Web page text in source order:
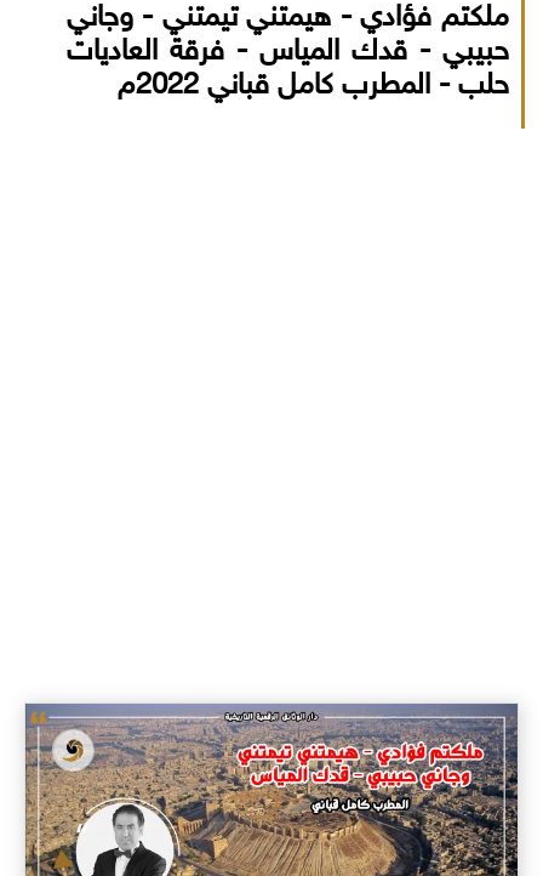
ملكتم فؤادي - هيمتني تيمتني - وجاني
حبيبي - قدك المياس - فرقة العاديات
حلب - المطرب كامل قباني 2022م